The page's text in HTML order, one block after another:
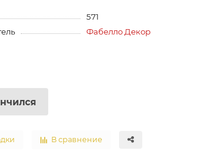
571
Фабелло Декор
В сравнение